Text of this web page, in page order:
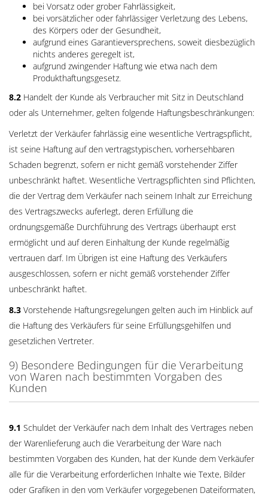
bei Vorsatz oder grober Fahrlässigkeit,
bei vorsätzlicher oder fahrlässiger Verletzung des Lebens,
des Körpers oder der Gesundheit,
aufgrund eines Garantieversprechens, soweit diesbezüglich
nichts anderes geregelt ist,
aufgrund zwingender Haftung wie etwa nach dem
Produkthaftungsgesetz.
8.2 Handelt der Kunde als Verbraucher mit Sitz in Deutschland
oder als Unternehmer, gelten folgende Haftungsbeschränkungen:
Verletzt der Verkäufer fahrlässig eine wesentliche Vertragspflicht,
ist seine Haftung auf den vertragstypischen, vorhersehbaren
Schaden begrenzt, sofern er nicht gemäß vorstehender Ziffer
unbeschränkt haftet. Wesentliche Vertragspflichten sind Pflichten,
die der Vertrag dem Verkäufer nach seinem Inhalt zur Erreichung
des Vertragszwecks auferlegt, deren Erfüllung die
ordnungsgemäße Durchführung des Vertrags überhaupt erst
ermöglicht und auf deren Einhaltung der Kunde regelmäßig
vertrauen darf. Im Übrigen ist eine Haftung des Verkäufers
ausgeschlossen, sofern er nicht gemäß vorstehender Ziffer
unbeschränkt haftet.
8.3 Vorstehende Haftungsregelungen gelten auch im Hinblick auf
die Haftung des Verkäufers für seine Erfüllungsgehilfen und
gesetzlichen Vertreter.
9) Besondere Bedingungen für die Verarbeitung
von Waren nach bestimmten Vorgaben des
Kunden
9.1 Schuldet der Verkäufer nach dem Inhalt des Vertrages neben
der Warenlieferung auch die Verarbeitung der Ware nach
bestimmten Vorgaben des Kunden, hat der Kunde dem Verkäufer
alle für die Verarbeitung erforderlichen Inhalte wie Texte, Bilder
oder Grafiken in den vom Verkäufer vorgegebenen Dateiformaten,